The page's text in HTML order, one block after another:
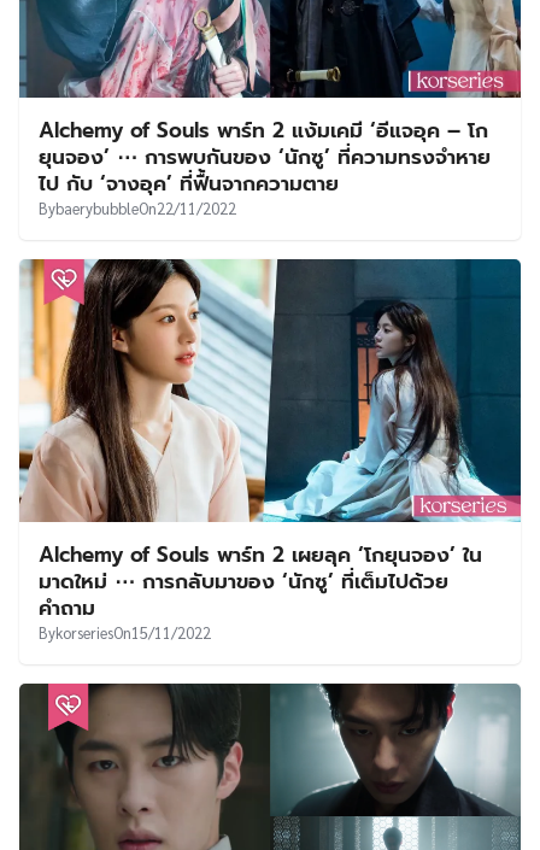
Alchemy of Souls พาร์ท 2 แง้มเคมี ‘อีแจอุค – โก
ยุนจอง’ ⋯ การพบกันของ ‘นักซู’ ที่ความทรงจำหาย
ไป กับ ‘จางอุค’ ที่ฟื้นจากความตาย
BybaerybubbleOn22/11/2022
Alchemy of Souls พาร์ท 2 เผยลุค ‘โกยุนจอง’ ใน
มาดใหม่ ⋯ การกลับมาของ ‘นักซู’ ที่เต็มไปด้วย
คำถาม
BykorseriesOn15/11/2022